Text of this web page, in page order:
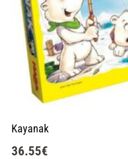
Kayanak
36.55€